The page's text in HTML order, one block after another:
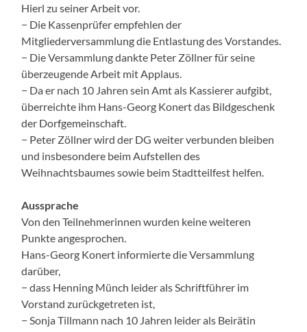
Hierl zu seiner Arbeit vor.
− Die Kassenprüfer empfehlen der
Mitgliederversammlung die Entlastung des Vorstandes.
− Die Versammlung dankte Peter Zöllner für seine
überzeugende Arbeit mit Applaus.
− Da er nach 10 Jahren sein Amt als Kassierer aufgibt,
überreichte ihm Hans-Georg Konert das Bildgeschenk
der Dorfgemeinschaft.
− Peter Zöllner wird der DG weiter verbunden bleiben
und insbesondere beim Aufstellen des
Weihnachtsbaumes sowie beim Stadtteilfest helfen.
Aussprache
Von den Teilnehmerinnen wurden keine weiteren
Punkte angesprochen.
Hans-Georg Konert informierte die Versammlung
darüber,
− dass Henning Münch leider als Schriftführer im
Vorstand zurückgetreten ist,
− Sonja Tillmann nach 10 Jahren leider als Beirätin